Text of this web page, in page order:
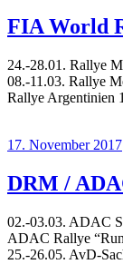
FIA World
24.-28.01. Rallye
08.-11.03. Rallye
Rallye Argentinien
17. November 2017
DRM /
02.-03.03. ADAC
ADAC Rallye
25.-26.05. AvD-